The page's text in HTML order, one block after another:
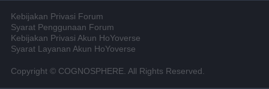
Kebijakan Privasi Forum
Syarat Penggunaan Forum
Kebijakan Privasi Akun HoYoverse
Syarat Layanan Akun HoYoverse
Copyright © COGNOSPHERE. All Rights Reserved.